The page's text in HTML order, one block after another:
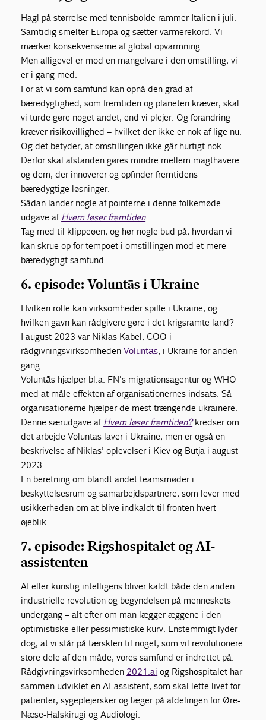
Hagl på størrelse med tennisbolde rammer Italien i juli.
Samtidig smelter Europa og sætter varmerekord. Vi
mærker konsekvenserne af global opvarmning.
Men alligevel er mod en mangelvare i den omstilling, vi
er i gang med.
For at vi som samfund kan opnå den grad af
bæredygtighed, som fremtiden og planeten kræver, skal
vi turde gøre noget andet, end vi plejer. Og forandring
kræver risikovillighed – hvilket der ikke er nok af lige nu.
Og det betyder, at omstillingen ikke går hurtigt nok.
Derfor skal afstanden gøres mindre mellem magthavere
og dem, der innoverer og opfinder fremtidens
bæredygtige løsninger.
Sådan lander nogle af pointerne i denne folkemøde-
udgave af Hvem løser fremtiden.
Tag med til klippeøen, og hør nogle bud på, hvordan vi
kan skrue op for tempoet i omstillingen mod et mere
bæredygtigt samfund.
6. episode: Voluntās i Ukraine
Hvilken rolle kan virksomheder spille i Ukraine, og
hvilken gavn kan rådgivere gøre i det krigsramte land?
I august 2023 var Niklas Kabel, COO i
rådgivningsvirksomhedenVoluntās, i Ukraine for anden
gang.
Voluntās hjælper bl.a. FN's migrationsagentur og WHO
med at måle effekten af organisationernes indsats. Så
organisationerne hjælper de mest trængende ukrainere.
Denne særudgave af Hvem løser fremtiden?kredser om
det arbejde Voluntas laver i Ukraine, men er også en
beskrivelse af Niklas’ oplevelser i Kiev og Butja i august
2023.
En beretning om blandt andet teamsmøder i
beskyttelsesrum og samarbejdspartnere, som lever med
usikkerheden om at blive indkaldt til fronten hvert
øjeblik.
7. episode: Rigshospitalet og AI-
assistenten
AI eller kunstig intelligens bliver kaldt både den anden
industrielle revolution og begyndelsen på menneskets
undergang – alt efter om man lægger æggene i den
optimistiske eller pessimistiske kurv. Enstemmigt lyder
dog, at vi står på tærsklen til noget, som vil revolutionere
store dele af den måde, vores samfund er indrettet på.
Rådgivningsvirksomheden 2021.ai og Rigshospitalet har
sammen udviklet en AI-assistent, som skal lette livet for
patienter, sygeplejersker og læger på afdelingen for Øre-
Næse-Halskirugi og Audiologi.